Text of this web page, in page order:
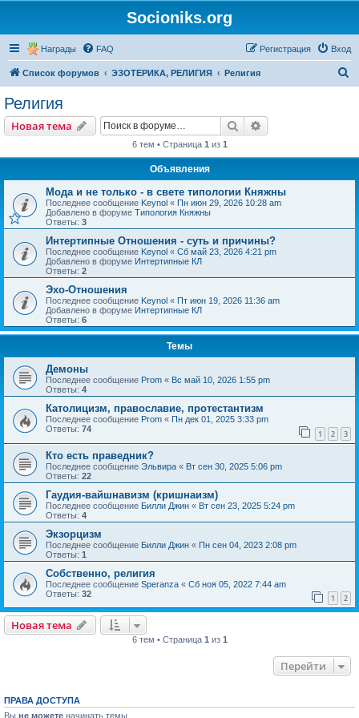
Socioniks.org
Награды FAQ Вход
Регистрация
Список форумов ЭЗОТЕРИКА, РЕЛИГИЯ Религия
Религия
Новая тема Поиск
6 тем • Страница 1 из 1
Объявления
Мода и не только - в свете типологии Княжны
Последнее сообщение Keynol « Пн июн 29, 2026 10:28 am
Добавлено в форуме Типология Княжны
Ответы: 3
Интертипные Отношения - суть и причины?
Последнее сообщение Keynol « Сб май 23, 2026 4:21 pm
Добавлено в форуме Интертипные КЛ
Ответы: 2
Эхо-Отношения
Последнее сообщение Keynol « Пт июн 19, 2026 11:36 am
Добавлено в форуме Интертипные КЛ
Ответы: 6
Темы
Демоны
Последнее сообщение Prom « Вс май 10, 2026 1:55 pm
Ответы: 4
Католицизм, православие, протестантизм
Последнее сообщение Prom « Пн дек 01, 2025 3:33 pm
Ответы: 74 1 2 3
Кто есть праведник?
Последнее сообщение Эльвира « Вт сен 30, 2025 5:06 pm
Ответы: 22
Гаудия-вайшнавизм (кришнаизм)
Последнее сообщение Билли Джин « Вт сен 23, 2025 5:24 pm
Ответы: 4
Экзорцизм
Последнее сообщение Билли Джин « Пн сен 04, 2023 2:08 pm
Ответы: 1
Собственно, религия
Последнее сообщение Speranza « Сб ноя 05, 2022 7:44 am
Ответы: 32 1 2
Новая тема
6 тем • Страница 1 из 1
Перейти
ПРАВА ДОСТУПА
Вы не можете начинать темы